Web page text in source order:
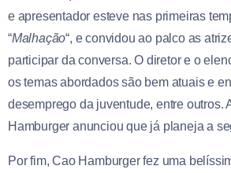
e apresentador esteve nas primeiras
“Malhação“, e convidou ao palco as
participar da conversa. O diretor e o
os temas abordados são bem atuais e
desemprego da juventude, entre outros.
Hamburger anunciou que já planeja a
Por fim, Cao Hamburger fez uma